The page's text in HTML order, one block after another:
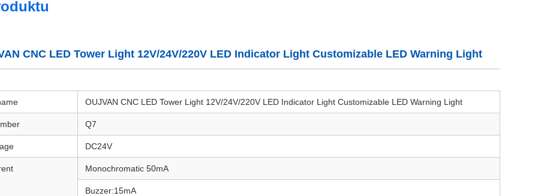
CNC LED Tower Light 12V/24V/220V LED Indicator Light Customizable LED Warning Light
OUJVAN CNC LED Tower Light 12V/24V/220V LED Indicator Light Customizable LED Warning Light
Q7
DC24V
Monochromatic 50mA
Buzzer:15mA